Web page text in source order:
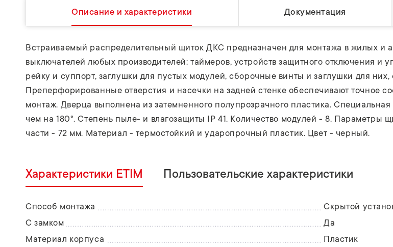
Описание и характеристики Документация
Встраиваемый распределительный щиток ДКС предназначен для монтажа в жилых и
выключателей любых производителей: таймеров, устройств защитного отключения
рейку и суппорт, заглушки для пустых модулей, сборочные винты и заглушки для
Преперфорированные отверстия и насечки на задней стенке обеспечивают точное
монтаж. Дверца выполнена из затемненного полупрозрачного пластика.
чем на 180°. Степень пыле- и влагозащиты IP 41. Количество модулей - 8. Параметры
части - 72 мм. Материал - термостойкий и ударопрочный пластик. Цвет - черный.
Характеристики ETIM Пользовательские характеристики
Способ монтажа
Скрытой
С замком
Да
Материал корпуса
Пластик